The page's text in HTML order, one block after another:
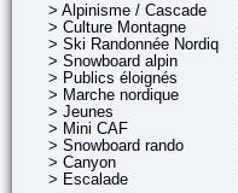
> Alpinisme / Cascade
> Culture Montagne
> Ski Randonnée Nordique
> Snowboard alpin
> Publics éloignés
> Marche nordique
> Jeunes
> Mini CAF
> Snowboard rando
> Canyon
> Escalade